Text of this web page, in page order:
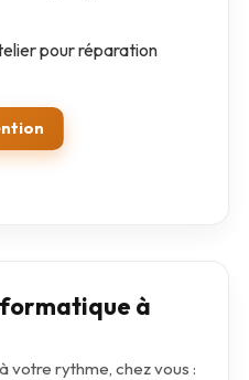
pour réparation
à
votre rythme, chez vous :